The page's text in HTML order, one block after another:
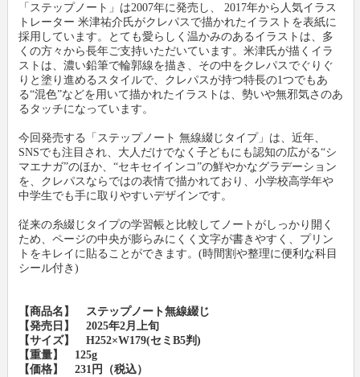
新製品情報
文具動画紹介
文具ミニミニ歴史館
卸
小売店
各種団体
会社概要
新聞購読申し込み
広告掲載について
お問い合わせ
プライバシーポリシー
利用規約
「ステップノート」は2007年に発売し、 2017年から人気イラス
トレーター 米津祐介氏がクレパスで描かれたイラストを表紙に
採用しています。とても愛らしく温かみのあるイラストは、多
くの方々から長年ご支持いただいています。米津氏が描くイラ
ストは、濃い鉛筆で輪郭線を描き、その中をクレパスでぐりぐ
りと塗り進めるスタイルで、クレパスが持つ特長の1つでもあ
る“混色”などを用いて描かれたイラストは、勢いや無邪気さのあ
るタッチになっています。
今回発売する「ステップノート 無線綴じタイプ」は、近年、
SNSでも注目され、大人だけでなく子どもにも認知の広がる“シ
マエナガ”のほか、“セキセイインコ”の鮮やかなグラデーション
を、クレパスならではの表情で描かれており、小学校高学年や
中学生でも手に取りやすいデザインです。
従来の糸綴じタイプの学習帳と比較してノートがしっかり開く
ため、ページの中央が膨らみにくく文字が書きやすく、プリン
トをキレイに貼ることができます。(時間割や整理に便利な科目
シール付き)
【商品名】 ステップノート無線綴じ
【発売日】 2025年2月上旬
【サイズ】 H252×W179(セミB5判)
【重量】 125g
【価格】 231円（税込）